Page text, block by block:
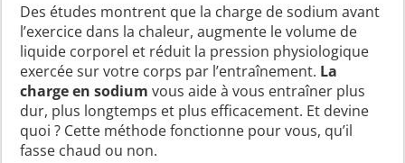
Des études montrent que la charge de sodium avant
l’exercice dans la chaleur, augmente le volume de
liquide corporel et réduit la pression physiologique
exercée sur votre corps par l’entraînement. La
charge en sodium vous aide à vous entraîner plus
dur, plus longtemps et plus efficacement. Et devine
quoi ? Cette méthode fonctionne pour vous, qu’il
fasse chaud ou non.